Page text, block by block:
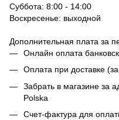
Суббота: 8:00 - 14:00
Воскресенье: выходной
Дополнительная плата за
Онлайн оплата
Оплата при доставке
Забрать в магазине за
Polska
Счет-фактура для